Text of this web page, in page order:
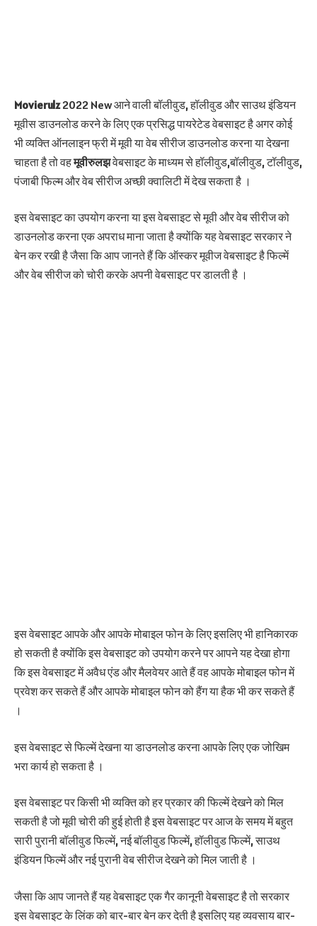
Movierulz2022 New आने वाली बॉलीवुड, हॉलीवुड और साउथ इंडियन
मूवीस डाउनलोड करने के लिए एक प्रसिद्ध पायरेटेड वेबसाइट है अगर कोई
भी व्यक्ति ऑनलाइन फ्री में मूवी या वेब सीरीज डाउनलोड करना या देखना
चाहता है तो वहमूवीरुलझवेबसाइट के माध्यम से हॉलीवुड,बॉलीवुड, टॉलीवुड,
पंजाबी फिल्म और वेब सीरीज अच्छी क्वालिटी में देख सकता है ।
इस वेबसाइट का उपयोग करना या इस वेबसाइट से मूवी और वेब सीरीज को
डाउनलोड करना एक अपराध माना जाता है क्योंकि यह वेबसाइट सरकार ने
बेन कर रखी है जैसा कि आप जानते हैं कि ऑस्कर मूवीज वेबसाइट है फिल्में
और वेब सीरीज को चोरी करके अपनी वेबसाइट पर डालती है ।
इस वेबसाइट आपके और आपके मोबाइल फोन के लिए इसलिए भी हानिकारक
हो सकती है क्योंकि इस वेबसाइट को उपयोग करने पर आपने यह देखा होगा
कि इस वेबसाइट में अवैध एंड और मैलवेयर आते हैं वह आपके मोबाइल फोन में
प्रवेश कर सकते हैं और आपके मोबाइल फोन को हैंग या हैक भी कर सकते हैं
।
इस वेबसाइट से फिल्में देखना या डाउनलोड करना आपके लिए एक जोखिम
भरा कार्य हो सकता है ।
इस वेबसाइट पर किसी भी व्यक्ति को हर प्रकार की फिल्में देखने को मिल
सकती है जो मूवी चोरी की हुई होती है इस वेबसाइट पर आज के समय में बहुत
सारी पुरानी बॉलीवुड फिल्में, नई बॉलीवुड फिल्में, हॉलीवुड फिल्में, साउथ
इंडियन फिल्में और नई पुरानी वेब सीरीज देखने को मिल जाती है ।
जैसा कि आप जानते हैं यह वेबसाइट एक गैर कानूनी वेबसाइट है तो सरकार
इस वेबसाइट के लिंक को बार-बार बेन कर देती है इसलिए यह व्यवसाय बार-